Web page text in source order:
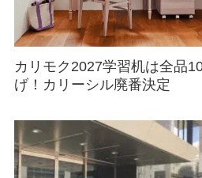
カリモク2027学習机は全品
げ！カリーシル廃番決定